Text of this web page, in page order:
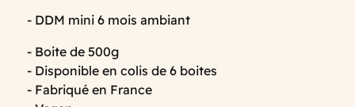
- DDM mini 6 mois ambiant
- Boite de 500g
- Disponible en colis de 6 boites
- Fabriqué en France